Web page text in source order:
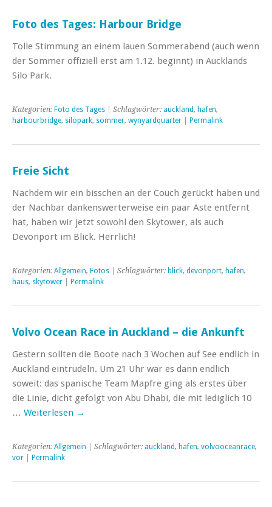
Foto des Tages: Harbour Bridge
Tolle Stimmung an einem lauen Sommerabend (auch wenn
der Sommer offiziell erst am 1.12. beginnt) in Aucklands
Silo Park.
Kategorien: Foto des Tages | Schlagwörter: auckland, hafen,
harbourbridge, silopark, sommer, wynyardquarter Permalink
Freie Sicht
Nachdem wir ein bisschen an der Couch gerückt haben und
der Nachbar dankenswerterweise ein paar Äste entfernt
hat, haben wir jetzt sowohl den Skytower, als auch
Devonport im Blick. Herrlich!
Kategorien: Allgemein, Fotos | Schlagwörter: blick, devonport, hafen,
haus, skytower Permalink
Volvo Ocean Race in Auckland – die Ankunft
Gestern sollten die Boote nach 3 Wochen auf See endlich in
Auckland eintrudeln. Um 21 Uhr war es dann endlich
soweit: das spanische Team Mapfre ging als erstes über
die Linie, dicht gefolgt von Abu Dhabi, die mit lediglich 10
… Weiterlesen →
Kategorien: Allgemein | Schlagwörter: auckland, hafen, volvooceanrace,
vor
Permalink